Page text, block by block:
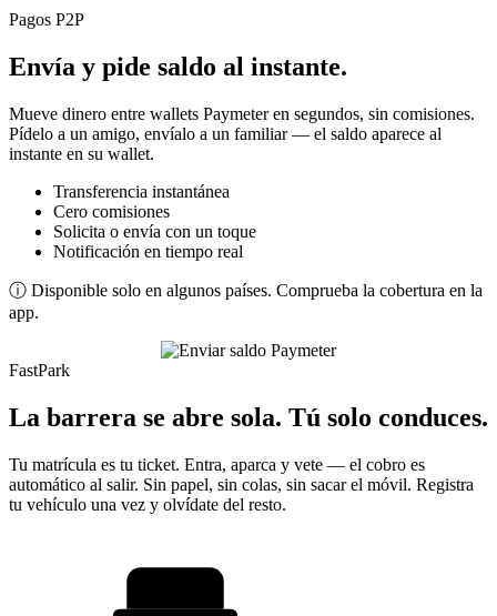
Pagos P2P
Envía y pide saldo al instante.
Mueve dinero entre wallets Paymeter en segundos, sin comisiones.
Pídelo a un amigo, envíalo a un familiar — el saldo aparece al
instante en su wallet.
Transferencia instantánea
Cero comisiones
Solicita o envía con un toque
Notificación en tiempo real
ⓘ Disponible solo en algunos países. Comprueba la cobertura en la
app.
FastPark
La barrera se abre sola. Tú solo conduces.
Tu matrícula es tu ticket. Entra, aparca y vete — el cobro es
automático al salir. Sin papel, sin colas, sin sacar el móvil. Registra
tu vehículo una vez y olvídate del resto.